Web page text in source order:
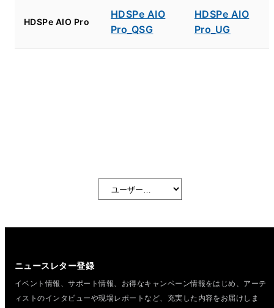
HDSPe AIO Pro
HDSPe AIO
Pro_QSG
HDSPe AIO
Pro_UG
ニュースレター登録
イベント情報、サポート情報、お得なキャンペーン情報をはじめ、 アーテ
ィストのインタビューや現場レポートなど、充実した内容をお届けしま